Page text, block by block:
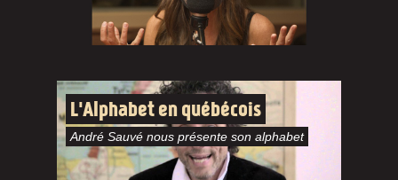
L'Alphabet en québécois
André Sauvé nous présente son alphabet